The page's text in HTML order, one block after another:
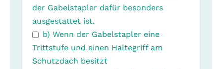
der Gabelstapler dafür besonders
ausgestattet ist.
b) Wenn der Gabelstapler eine
Trittstufe und einen Haltegriff am
Schutzdach besitzt